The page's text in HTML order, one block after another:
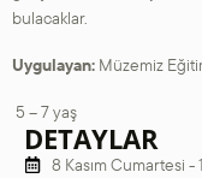
bulacaklar.
Uygulayan: Müzemiz
5 – 7 yaş
DETAYLAR
8 Kasım Cumartesi -